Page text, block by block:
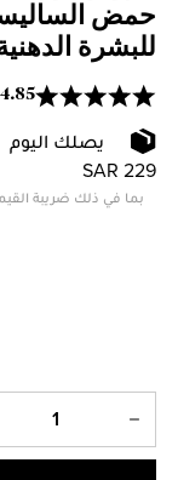
حمض
للبشرة
4.85
يصلك اليوم
SAR 229
بما في ذلك ضريبة